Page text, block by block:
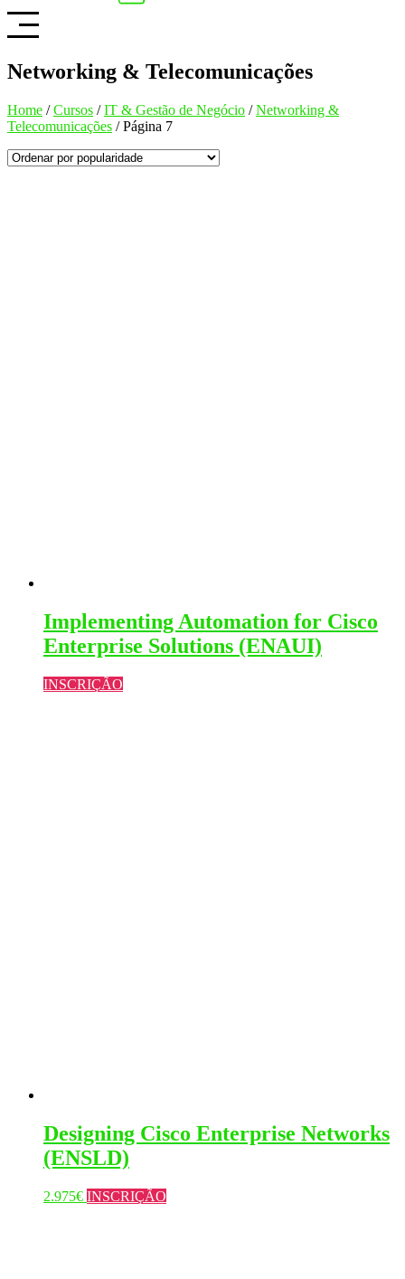
Networking & Telecomunicações
Home /Cursos /IT & Gestão de Negócio /Networking &
Telecomunicações /Página 7
Implementing Automation for Cisco
Enterprise Solutions (ENAUI)
INSCRIÇÃO
Designing Cisco Enterprise Networks
(ENSLD)
2.975€ INSCRIÇÃO